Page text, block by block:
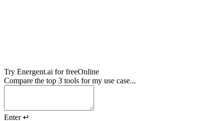
Try Energent.ai for freeOnline
Compare the top 3 tools for my use case...
Enter ↵